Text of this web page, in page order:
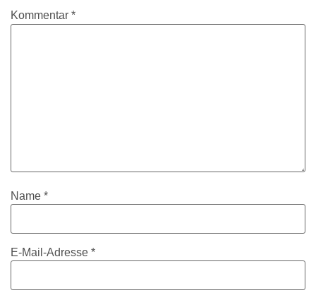
Kommentar *
Name *
E-Mail-Adresse *